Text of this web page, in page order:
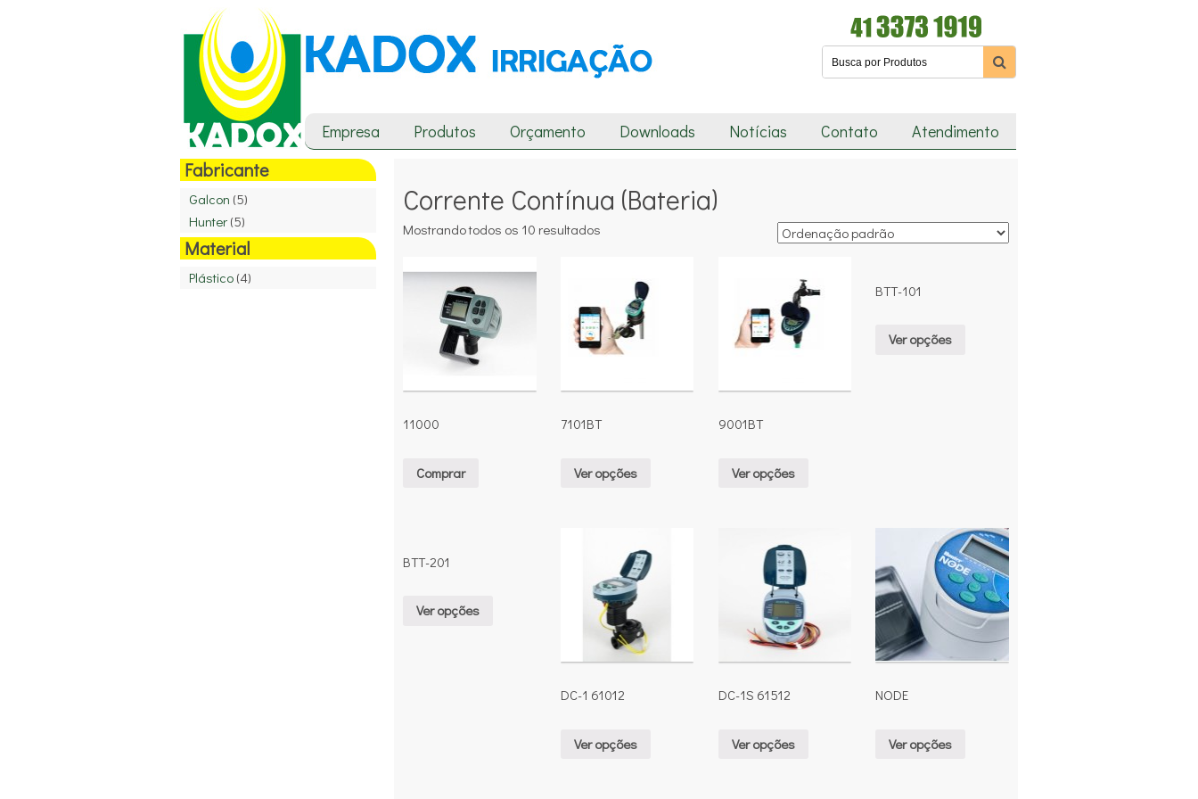
Empresa Produtos Orçamento Downloads Notícias Contato Atendimento
Fabricante
Galcon (5)
Hunter (5)
Material
Plástico (4)
Corrente Contínua (Bateria)
Mostrando todos os 10 resultados
11000
Comprar
7101BT
Ver opções
9001BT
Ver opções
BTT-101
Ver opções
BTT-201
Ver opções
DC-1 61012
Ver opções
DC-1S 61512
Ver opções
NODE
Ver opções